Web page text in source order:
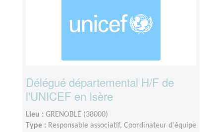
Délégué départemental H/F de
l'UNICEF en Isère
Lieu : GRENOBLE (38000)
Type : Responsable associatif, Coordinateur d'équipe